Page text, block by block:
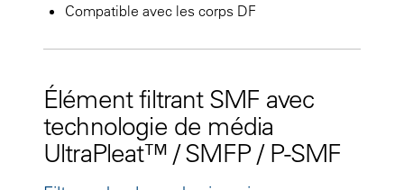
Compatible avec les corps DF
Élément filtrant SMF avec
technologie de média
UltraPleat™ / SMFP / P-SMF